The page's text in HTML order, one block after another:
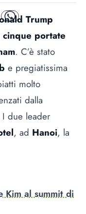
whatsappTrump
cinque portate
. C’è stato
e pregiatissima
molto
dalla
due leader
, ad Hanoi, la
Kim al summit di